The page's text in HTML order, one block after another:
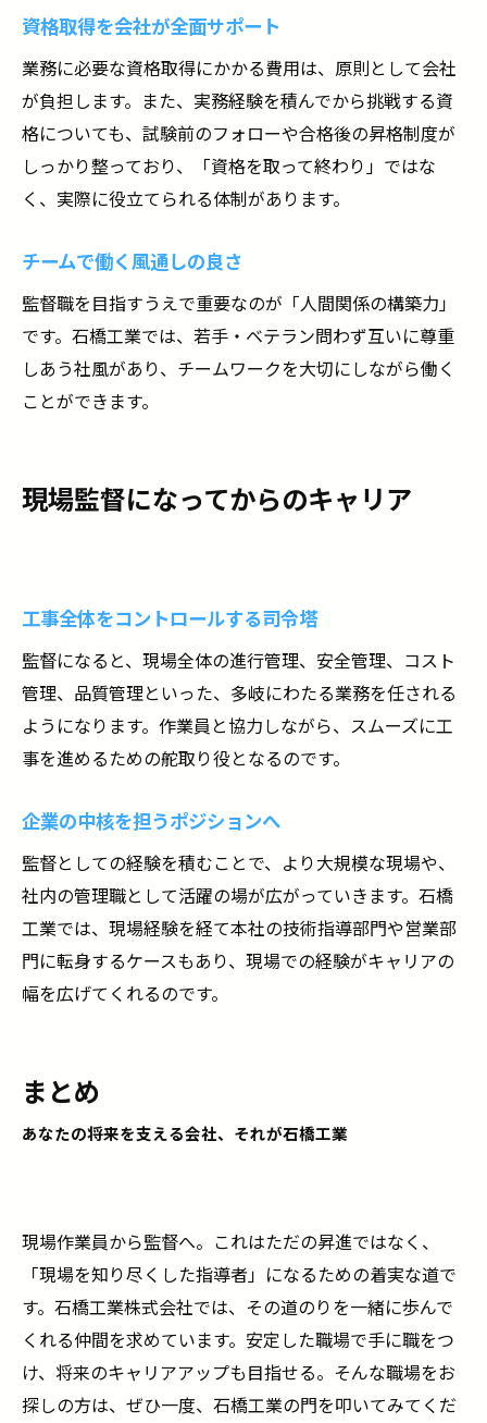
資格取得を会社が全面サポート
業務に必要な資格取得にかかる費用は、原則として会社
が負担します。また、実務経験を積んでから挑戦する資
格についても、試験前のフォローや合格後の昇格制度が
しっかり整っており、「資格を取って終わり」ではな
く、実際に役立てられる体制があります。
チームで働く風通しの良さ
監督職を目指すうえで重要なのが「人間関係の構築力」
です。石橋工業では、若手・ベテラン問わず互いに尊重
しあう社風があり、チームワークを大切にしながら働く
ことができます。
現場監督になってからのキャリア
工事全体をコントロールする司令塔
監督になると、現場全体の進行管理、安全管理、コスト
管理、品質管理といった、多岐にわたる業務を任される
ようになります。作業員と協力しながら、スムーズに工
事を進めるための舵取り役となるのです。
企業の中核を担うポジションへ
監督としての経験を積むことで、より大規模な現場や、
社内の管理職として活躍の場が広がっていきます。石橋
工業では、現場経験を経て本社の技術指導部門や営業部
門に転身するケースもあり、現場での経験がキャリアの
幅を広げてくれるのです。
あなたの将来を支える会社、それが石橋工業
まとめ
現場作業員から監督へ。これはただの昇進ではなく、
「現場を知り尽くした指導者」になるための着実な道で
す。石橋工業株式会社では、その道のりを一緒に歩んで
くれる仲間を求めています。安定した職場で手に職をつ
け、将来のキャリアアップも目指せる。そんな職場をお
探しの方は、ぜひ一度、石橋工業の門を叩いてみてくだ